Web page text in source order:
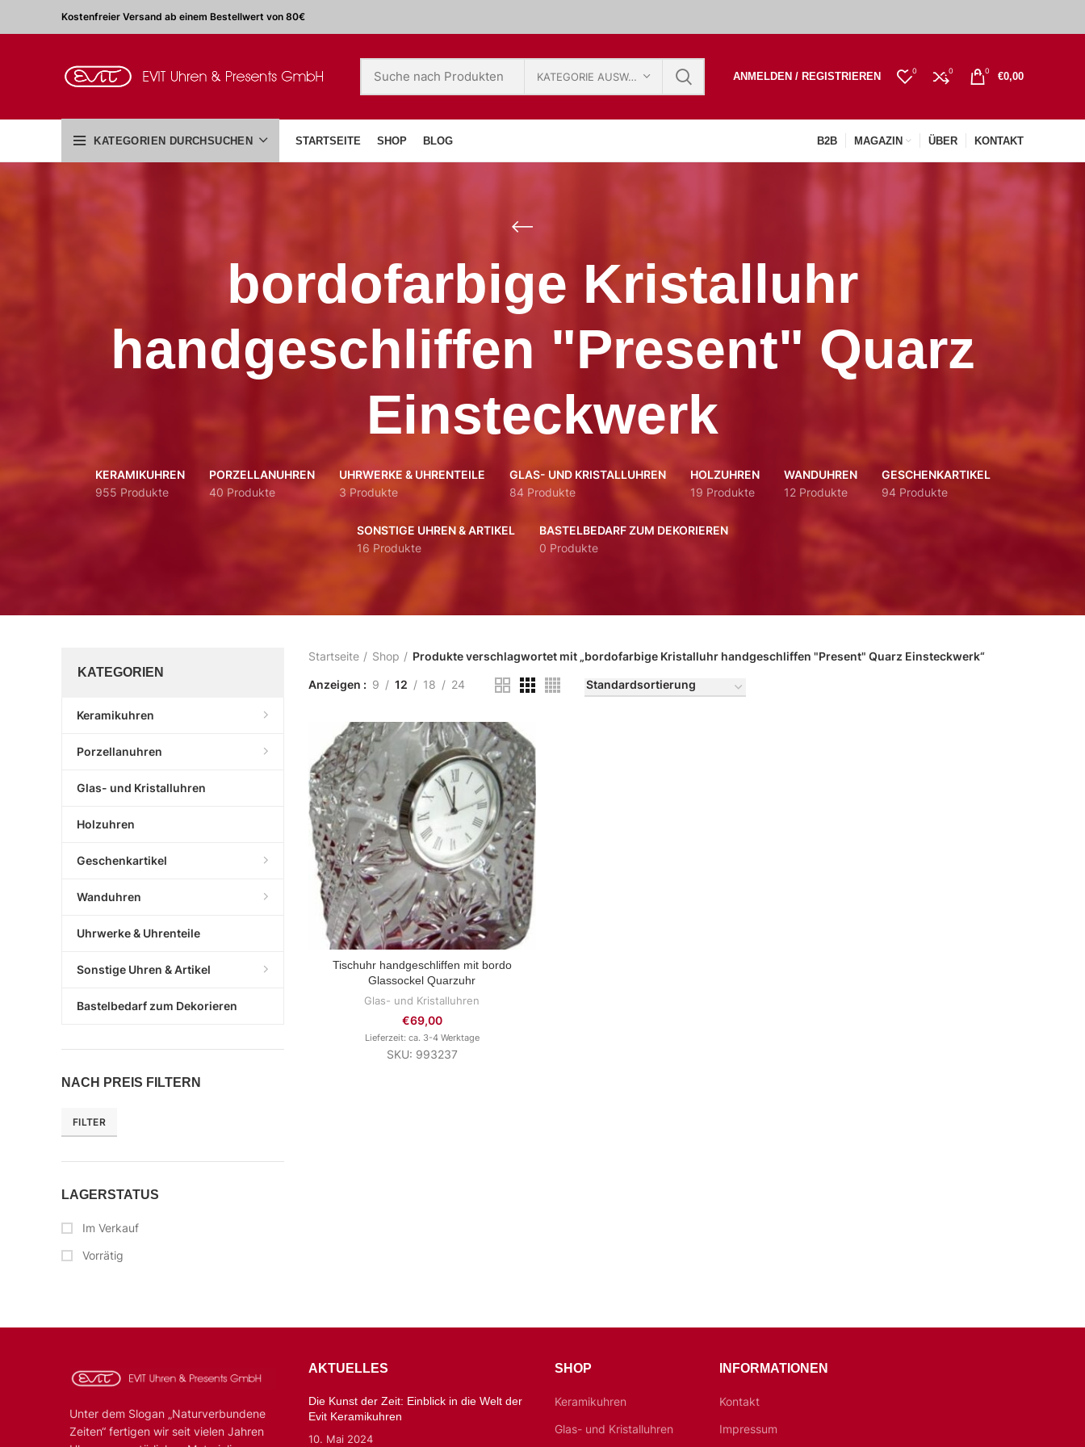
Kostenfreier Versand ab einem Bestellwert von 80€
KATEGORIE AUSWÄHLEN ANMELDEN / REGISTRIEREN 0 0 0 €0,00
KATEGORIEN DURCHSUCHEN STARTSEITE SHOP BLOG B2B MAGAZIN ÜBER KONTAKT
bordofarbige Kristalluhr
handgeschliffen "Present" Quarz
Einsteckwerk
KERAMIKUHREN
955 Produkte
PORZELLANUHREN
40 Produkte
UHRWERKE & UHRENTEILE
3 Produkte
GLAS- UND KRISTALLUHREN
84 Produkte
HOLZUHREN
19 Produkte
WANDUHREN
12 Produkte
GESCHENKARTIKEL
94 Produkte
SONSTIGE UHREN & ARTIKEL
16 Produkte
BASTELBEDARF ZUM DEKORIEREN
0 Produkte
KATEGORIEN
Keramikuhren
Porzellanuhren
Glas- und Kristalluhren
Holzuhren
Geschenkartikel
Wanduhren
Uhrwerke & Uhrenteile
Sonstige Uhren & Artikel
Bastelbedarf zum Dekorieren
NACH PREIS FILTERN
FILTER
LAGERSTATUS
Im Verkauf
Vorrätig
Startseite Shop Produkte verschlagwortet mit „bordofarbige Kristalluhr handgeschliffen "Present" Quarz Einsteckwerk“
Anzeigen 9 12 18 24
ZUM PRODUKT
Tischuhr handgeschliffen mit bordo
Glassockel Quarzuhr
Glas- und Kristalluhren
€69,00
Lieferzeit: ca. 3-4 Werktage
SKU: 993237
Unter dem Slogan „Naturverbundene
Zeiten“ fertigen wir seit vielen Jahren
AKTUELLES
Die Kunst der Zeit: Einblick in die Welt der
Evit Keramikuhren
10. Mai 2024
SHOP
Keramikuhren
Glas- und Kristalluhren
INFORMATIONEN
Kontakt
Impressum